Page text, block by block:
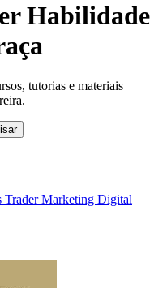
Habilidade
tutorias e materiais
TraderMarketing Digital